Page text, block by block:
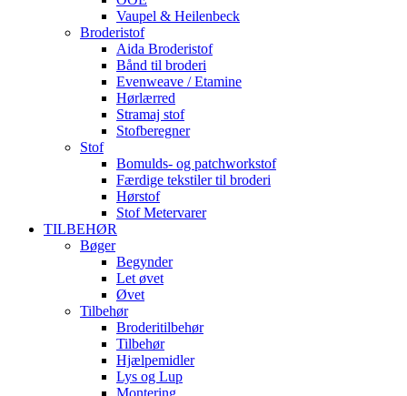
Vaupel & Heilenbeck
Broderistof
Aida Broderistof
Bånd til broderi
Evenweave / Etamine
Hørlærred
Stramaj stof
Stofberegner
Stof
Bomulds- og patchworkstof
Færdige tekstiler til broderi
Hørstof
Stof Metervarer
TILBEHØR
Bøger
Begynder
Let øvet
Øvet
Tilbehør
Broderitilbehør
Tilbehør
Hjælpemidler
Lys og Lup
Montering